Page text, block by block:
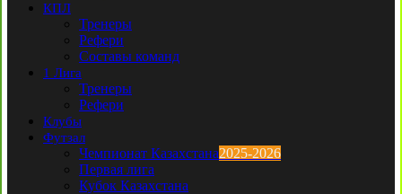
КПЛ
Тренеры
Рефери
Составы команд
1 Лига
Тренеры
Рефери
Клубы
Футзал
Чемпионат Казахстана2025-2026
Первая лига
Кубок Казахстана